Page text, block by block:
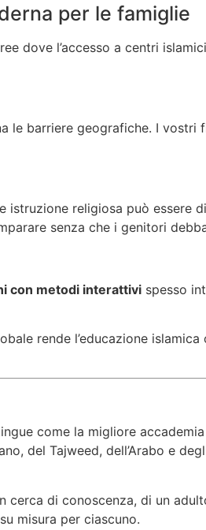
per le famiglie
dove l’accesso a centri
le barriere geografiche. I
istruzione religiosa può essere
senza che i genitori
con metodi interattivi spesso
rende l’educazione
come la migliore
del Tajweed, dell’Arabo e
di conoscenza, di un
misura per ciascuno.